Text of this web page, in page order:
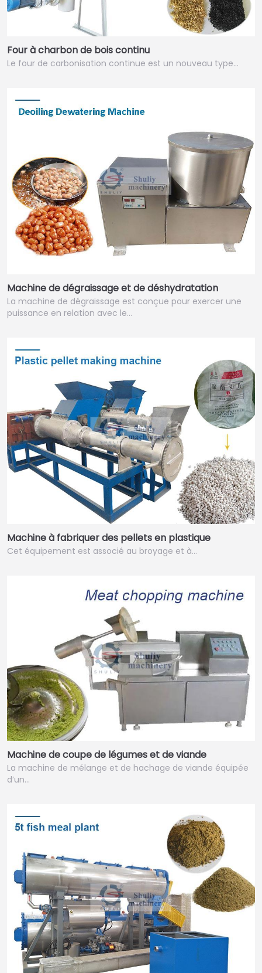
Four à charbon de bois continu
Le four de carbonisation continue est un nouveau type…
Machine de dégraissage et de déshydratation
La machine de dégraissage est conçue pour exercer une
puissance en relation avec le…
Machine à fabriquer des pellets en plastique
Cet équipement est associé au broyage et à…
Machine de coupe de légumes et de viande
La machine de mélange et de hachage de viande équipée
d’un…